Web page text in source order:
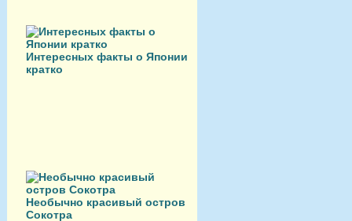
Интересных факты о Японии
кратко
Необычно красивый остров
Сокотра